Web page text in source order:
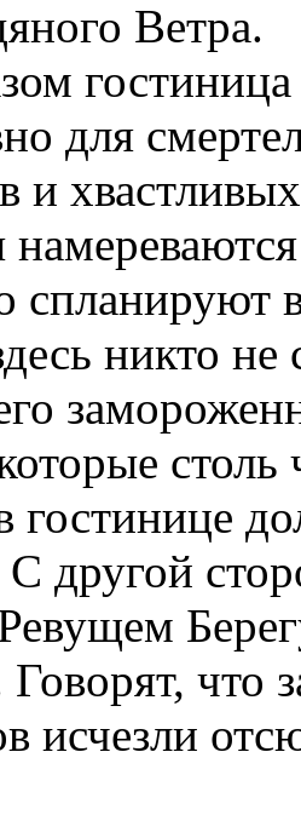
Ветра.
для
и
спланируют
никто
столь
гостинице
другой
что
исчезли